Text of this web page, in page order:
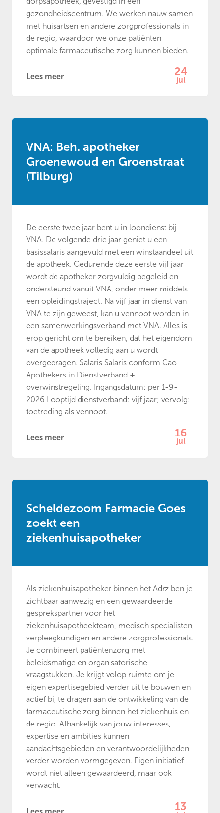
gezondheidscentrum. We werken nauw samen
met huisartsen en andere zorgprofessionals in
de regio, waardoor we onze patiënten
optimale farmaceutische zorg kunnen bieden.
Lees meer 24
jul
VNA: Beh. apotheker
Groenewoud en Groenstraat
(Tilburg)
De eerste twee jaar bent u in loondienst bij
VNA. De volgende drie jaar geniet u een
basissalaris aangevuld met een winstaandeel uit
de apotheek. Gedurende deze eerste vijf jaar
wordt de apotheker zorgvuldig begeleid en
ondersteund vanuit VNA, onder meer middels
een opleidingstraject. Na vijf jaar in dienst van
VNA te zijn geweest, kan u vennoot worden in
een samenwerkingsverband met VNA. Alles is
erop gericht om te bereiken, dat het eigendom
van de apotheek volledig aan u wordt
overgedragen. Salaris Salaris conform Cao
Apothekers in Dienstverband +
overwinstregeling. Ingangsdatum: per 1-9-
2026 Looptijd dienstverband: vijf jaar; vervolg:
toetreding als vennoot.
Lees meer 16
jul
Scheldezoom Farmacie Goes
zoekt een
ziekenhuisapotheker
Als ziekenhuisapotheker binnen het Adrz ben je
zichtbaar aanwezig en een gewaardeerde
gesprekspartner voor het
ziekenhuisapotheekteam, medisch specialisten,
verpleegkundigen en andere zorgprofessionals.
Je combineert patiëntenzorg met
beleidsmatige en organisatorische
vraagstukken. Je krijgt volop ruimte om je
eigen expertisegebied verder uit te bouwen en
actief bij te dragen aan de ontwikkeling van de
farmaceutische zorg binnen het ziekenhuis en
de regio. Afhankelijk van jouw interesses,
expertise en ambities kunnen
aandachtsgebieden en verantwoordelijkheden
verder worden vormgegeven. Eigen initiatief
wordt niet alleen gewaardeerd, maar ook
verwacht.
13